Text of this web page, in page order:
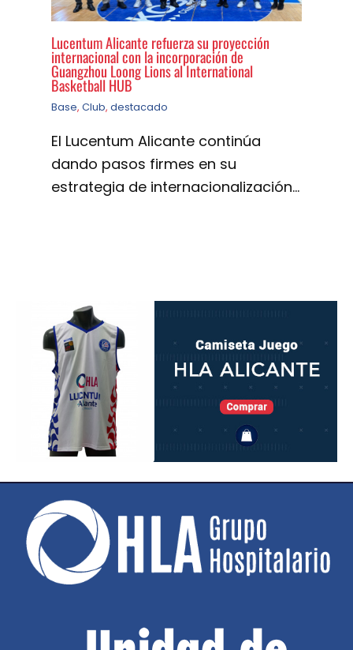
Lucentum Alicante refuerza su proyección
internacional con la incorporación de
Guangzhou Loong Lions al International
Basketball HUB
Base, Club, destacado
El Lucentum Alicante continúa
dando pasos firmes en su
estrategia de internacionalización…